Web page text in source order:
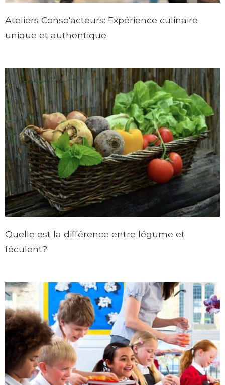
Ateliers Conso'acteurs: Expérience culinaire
unique et authentique
Quelle est la différence entre légume et
féculent?